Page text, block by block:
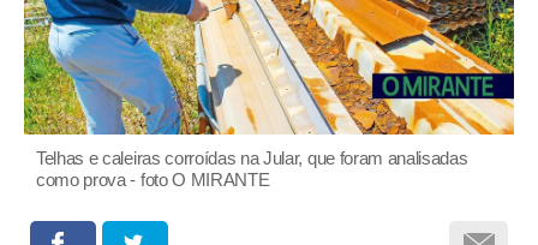
Telhas e caleiras corroídas na Jular, que foram analisadas
como prova - foto O MIRANTE